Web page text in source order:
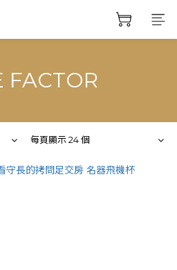
FACTOR
每頁顯示 24 個